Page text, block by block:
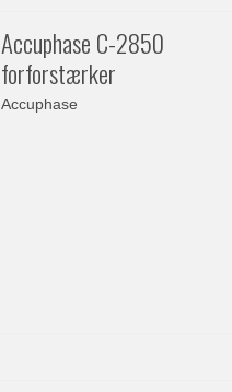
Accuphase C-2850
forforstærker
Accuphase